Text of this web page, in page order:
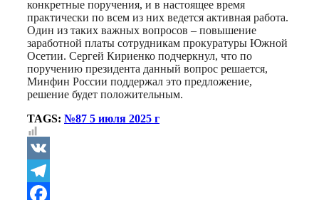
конкретные поручения, и в настоящее время
практически по всем из них ведется активная работа.
Один из таких важных вопросов – повышение
заработной платы сотрудникам прокуратуры Южной
Осетии. Сергей Кириенко подчеркнул, что по
поручению президента данный вопрос решается,
Минфин России поддержал это предложение,
решение будет положительным.
TAGS: №87 5 июля 2025 г
VK
Telegram